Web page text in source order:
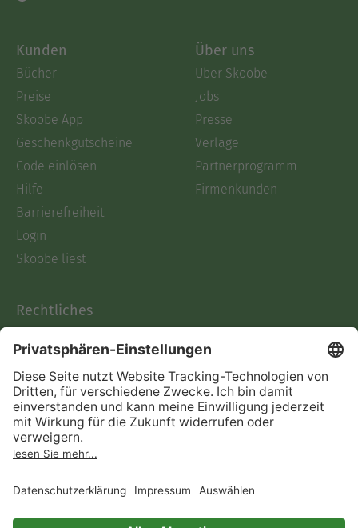
Kunden
Bücher
Preise
Skoobe App
Geschenkgutscheine
Code einlösen
Hilfe
Barrierefreiheit
Login
Skoobe liest
Über uns
Über Skoobe
Jobs
Presse
Verlage
Partnerprogramm
Firmenkunden
Rechtliches
AGB
Informationen nach Data
Act
Verträge hier kündigen
Impressum